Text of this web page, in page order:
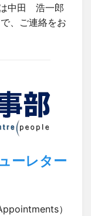
中田 浩一郎
で、ご連絡をお
ーレター
）